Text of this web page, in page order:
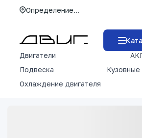
Определение...
Двигатели
Подвеска
Кузовные
Охлаждение двигателя